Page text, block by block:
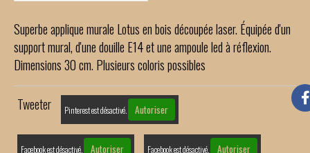
Superbe applique murale Lotus en bois découpée laser. Équipée d'un
support mural, d'une douille E14 et une ampoule led à réflexion.
Dimensions 30 cm. Plusieurs coloris possibles
Tweeter Pinterest est désactivé. Autoriser
Facebook est désactivé. Autoriser Facebook est désactivé. Autoriser